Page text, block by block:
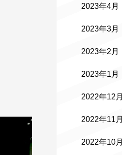
2023年4月
2023年3月
2023年2月
2023年1月
2022年12月
2022年11月
2022年10月